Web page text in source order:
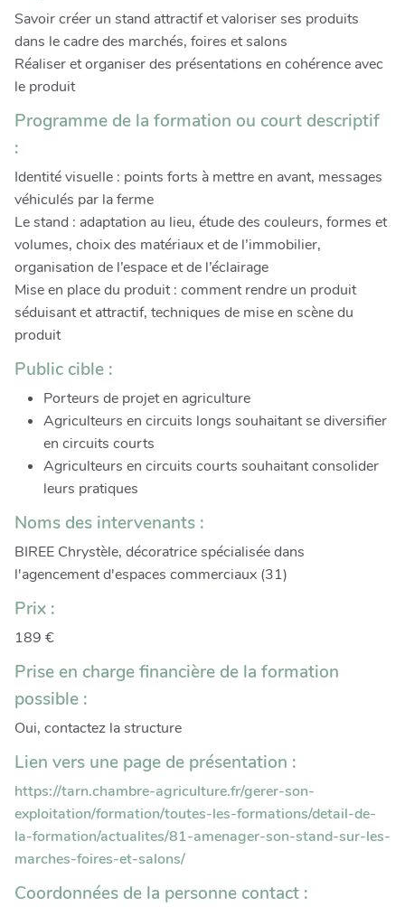
Savoir créer un stand attractif et valoriser ses produits
dans le cadre des marchés, foires et salons
Réaliser et organiser des présentations en cohérence avec
le produit
Programme de la formation ou court descriptif
:
Identité visuelle : points forts à mettre en avant, messages
véhiculés par la ferme
Le stand : adaptation au lieu, étude des couleurs, formes et
volumes, choix des matériaux et de l’immobilier,
organisation de l’espace et de l’éclairage
Mise en place du produit : comment rendre un produit
séduisant et attractif, techniques de mise en scène du
produit
Public cible :
Porteurs de projet en agriculture
Agriculteurs en circuits longs souhaitant se diversifier
en circuits courts
Agriculteurs en circuits courts souhaitant consolider
leurs pratiques
Noms des intervenants :
BIREE Chrystèle, décoratrice spécialisée dans
l'agencement d'espaces commerciaux (31)
Prix :
189 €
Prise en charge financière de la formation
possible :
Oui, contactez la structure
Lien vers une page de présentation :
https://tarn.chambre-agriculture.fr/gerer-son-
exploitation/formation/toutes-les-formations/detail-de-
la-formation/actualites/81-amenager-son-stand-sur-les-
marches-foires-et-salons/
Coordonnées de la personne contact :